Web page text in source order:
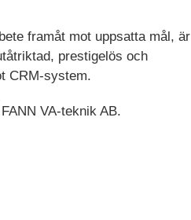
framåt mot uppsatta mål, är
prestigelös och
CRM-system.
VA-teknik AB.